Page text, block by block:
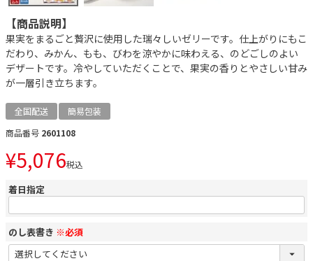
【商品説明】
果実をまるごと贅沢に使用した瑞々しいゼリーです。仕上がりにもこ
だわり、みかん、もも、びわを涼やかに味わえる、のどごしのよい
デザートです。冷やしていただくことで、果実の香りとやさしい甘み
が一層引き立ちます。
全国配送
簡易包装
商品番号 2601108
¥5,076税込
着日指定
のし表書き ※必須